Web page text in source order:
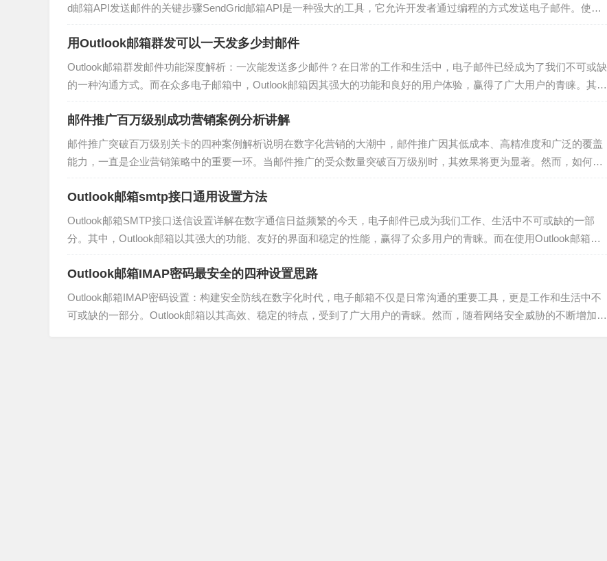
制、选择合适的邮件发送服务、保持邮件内容的质量、控制发送频率和数量、管理和维护发件人信誉、提供明确
的退订选项以及监控邮件发送效果和反馈。通过采取这些措施，可以有效减少邮件被标记为垃圾邮件的风险，从
d邮箱API发送邮件的关键步骤SendGrid邮箱API是一种强大的工具，它允许开发者通过编程的方式发送电子邮件。使用S
endGrid API发送邮件的关键步骤主要包括...
用Outlook邮箱群发可以一天发多少封邮件
Outlook邮箱群发邮件功能深度解析：一次能发送多少邮件？在日常的工作和生活中，电子邮件已经成为了我们不可或缺
的一种沟通方式。而在众多电子邮箱中，Outlook邮箱因其强大的功能和良好的用户体验，赢得了广大用户的青睐。其
中，Outlook邮箱的群发邮件功能，更是帮助我们大大提高了沟通效率。那么，用...
邮件推广百万级别成功营销案例分析讲解
邮件推广突破百万级别关卡的四种案例解析说明在数字化营销的大潮中，邮件推广因其低成本、高精准度和广泛的覆盖
能力，一直是企业营销策略中的重要一环。当邮件推广的受众数量突破百万级别时，其效果将更为显著。然而，如何在
这一关卡上取得突破，却是许多企业面临的挑战。本文将通过四个具体案例，详细解析邮件推广突破百万...
Outlook邮箱smtp接口通用设置方法
Outlook邮箱SMTP接口送信设置详解在数字通信日益频繁的今天，电子邮件已成为我们工作、生活中不可或缺的一部
分。其中，Outlook邮箱以其强大的功能、友好的界面和稳定的性能，赢得了众多用户的青睐。而在使用Outlook邮箱发
送邮件时，SMTP接口送信设置是确保邮件能够准确、快速到达收件人的重要...
Outlook邮箱IMAP密码最安全的四种设置思路
Outlook邮箱IMAP密码设置：构建安全防线在数字化时代，电子邮箱不仅是日常沟通的重要工具，更是工作和生活中不
可或缺的一部分。Outlook邮箱以其高效、稳定的特点，受到了广大用户的青睐。然而，随着网络安全威胁的不断增加，